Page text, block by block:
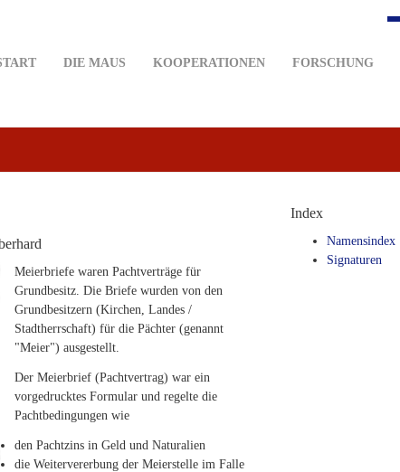
DIE MAUS KOOPERATIONEN FORSCHUNG
Meierbriefe waren Pachtverträge für
Grundbesitz. Die Briefe wurden von den
Grundbesitzern (Kirchen, Landes /
Stadtherrschaft) für die Pächter (genannt
"Meier") ausgestellt.
Der Meierbrief (Pachtvertrag) war ein
vorgedrucktes Formular und regelte die
Pachtbedingungen wie
den Pachtzins in Geld und Naturalien
die Weitervererbung der Meierstelle im Falle
Index
Namensindex
Signaturen